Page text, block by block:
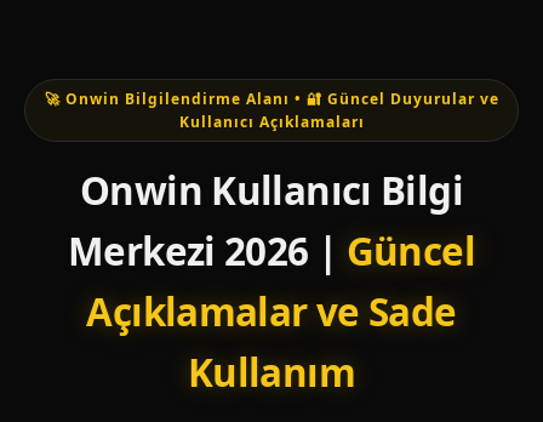
🚀 Onwin Bilgilendirme Alanı • 🔐 Güncel Duyurular ve
Kullanıcı Açıklamaları
Onwin Kullanıcı Bilgi
Merkezi 2026 | Güncel
Açıklamalar ve Sade
Kullanım